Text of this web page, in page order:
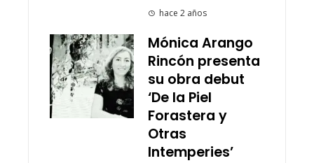
hace 2 años
Mónica Arango
Rincón presenta
su obra debut
‘De la Piel
Forastera y
Otras
Intemperies’